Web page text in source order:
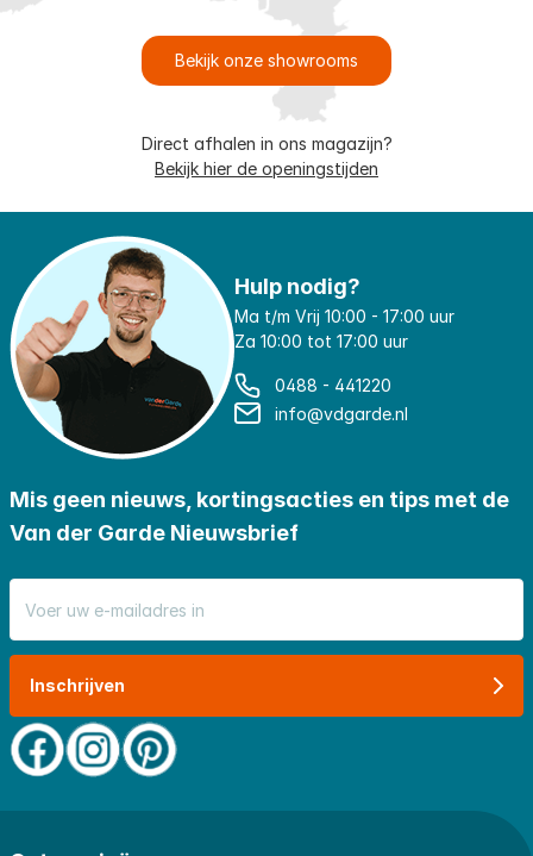
Bekijk onze showrooms
Direct afhalen in ons magazijn?
Bekijk hier de openingstijden
Hulp nodig?
Ma t/m Vrij 10:00 - 17:00 uur
Za 10:00 tot 17:00 uur
0488 - 441220
info@vdgarde.nl
Mis geen nieuws, kortingsacties en tips met de
Van der Garde Nieuwsbrief
Inschrijven